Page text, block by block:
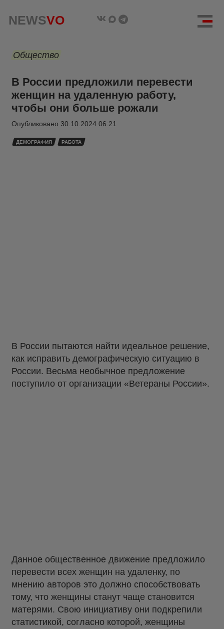
NEWSVO
Общество
В России предложили перевести
женщин на удаленную работу,
чтобы они больше рожали
Опубликовано 30.10.2024 06:21
ДЕМОГРАФИЯ РАБОТА
В России пытаются найти идеальное решение,
как исправить демографическую ситуацию в
России. Весьма необычное предложение
поступило от организации «Ветераны России».
Данное общественное движение предложило
перевести всех женщин на удаленку, по
мнению авторов это должно способствовать
тому, что женщины станут чаще становится
матерями. Свою инициативу они подкрепили
статистикой, согласно которой, женщины